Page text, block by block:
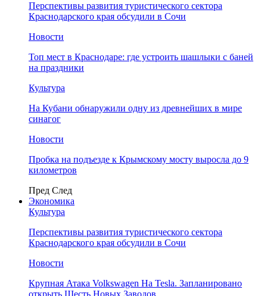
Перспективы развития туристического сектора
Краснодарского края обсудили в Сочи
Новости
Топ мест в Краснодаре: где устроить шашлыки с баней
на праздники
Культура
На Кубани обнаружили одну из древнейших в мире
синагог
Новости
Пробка на подъезде к Крымскому мосту выросла до 9
километров
Пред След
Экономика
Культура
Перспективы развития туристического сектора
Краснодарского края обсудили в Сочи
Новости
Крупная Атака Volkswagen На Tesla. Запланировано
открыть Шесть Новых Заводов